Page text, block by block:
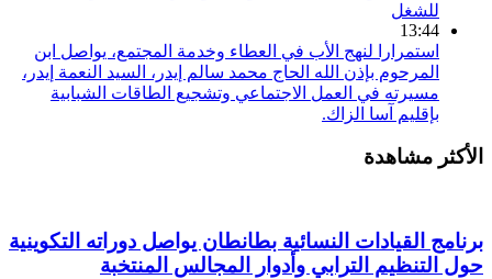
للشغل
13:44
استمرارا لنهج الأب في العطاء وخدمة المجتمع، يواصل ابن
المرحوم بإذن الله الحاج محمد سالم إيدر، السيد النعمة إيدر،
مسيرته في العمل الاجتماعي وتشجيع الطاقات الشبابية
بإقليم آسا الزاك.
الأكثر مشاهدة
برنامج القيادات النسائية بطانطان يواصل دوراته التكوينية
حول التنظيم الترابي وأدوار المجالس المنتخبة